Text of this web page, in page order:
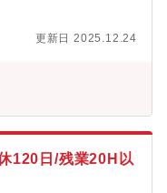
予実管理・分析、月
関する業務、監査対応
】・国内外グループ会
。（入社時は一般職と
更新日 2025.12.24
120日/残業20H以